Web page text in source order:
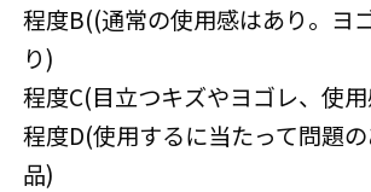
程度B((通常の使用感はあり。ヨ
り)
程度C(目立つキズやヨゴレ、使
程度D(使用するに当たって問題
品)